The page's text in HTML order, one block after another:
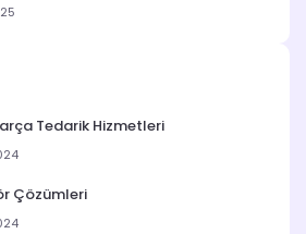
Tedarik Hizmetleri
Çözümleri